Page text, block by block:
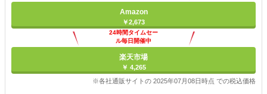
Amazon
￥2,673
24時間タイムセー
ル毎日開催中
楽天市場
￥ 4,265
※各社通販サイトの 2025年07月08日時点 での税込価格